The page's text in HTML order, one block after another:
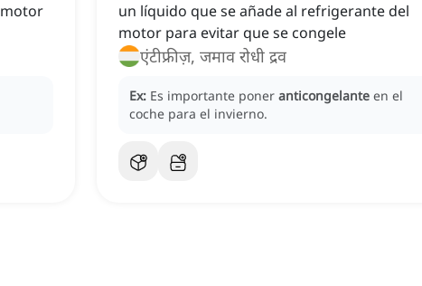
un líquido que se añade al refrigerante del
motor para evitar que se congele
एंटीफ्रीज़, जमाव रोधी द्रव
Ex: Es importante poner anticongelante en el
coche para el invierno.